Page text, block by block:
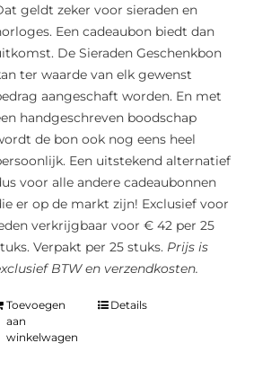
geldt zeker voor sieraden en
Een cadeaubon biedt dan
De Sieraden Geschenkbon
ter waarde van elk gewenst
aangeschaft worden. En met
handgeschreven boodschap
de bon ook nog eens heel
Een uitstekend alternatief
voor alle andere cadeaubonnen
er op de markt zijn! Exclusief voor
verkrijgbaar voor € 42 per 25
Verpakt per 25 stuks. Prijs is
BTW en verzendkosten.
Toevoegen
aan
winkelwagen
Details